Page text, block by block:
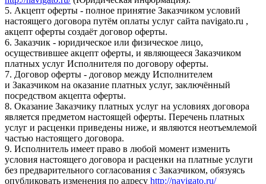
5. Акцепт оферты - полное принятие Заказчиком условий
настоящего договора путём оплаты услуг сайта navigato.ru ,
акцепт оферты создаёт договор оферты.
6. Заказчик - юридическое или физическое лицо,
осуществившее акцепт оферты, и являющееся Заказчиком
платных услуг Исполнителя по договору оферты.
7. Договор оферты - договор между Исполнителем
и Заказчиком на оказание платных услуг, заключённый
посредством акцепта оферты.
8. Оказание Заказчику платных услуг на условиях договора
является предметом настоящей оферты. Перечень платных
услуг и расценки приведены ниже, и являются неотъемлемой
частью настоящего договора.
9. Исполнитель имеет право в любой момент изменить
условия настоящего договора и расценки на платные услуги
без предварительного согласования с Заказчиком, обязуясь
опубликовать изменения по адресу http://navigato.ru/